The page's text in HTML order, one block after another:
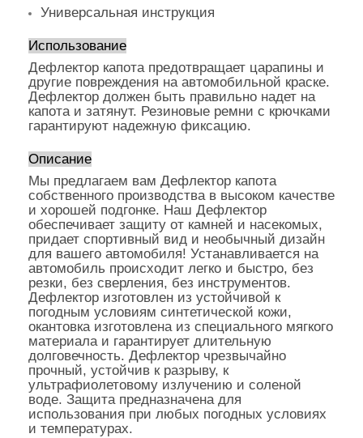
Универсальная инструкция
Использование
Дефлектор капота предотвращает царапины и
другие повреждения на автомобильной краске.
Дефлектор должен быть правильно надет на
капота и затянут. Резиновые ремни с крючками
гарантируют надежную фиксацию.
Описание
Мы предлагаем вам Дефлектор капота
собственного производства в высоком качестве
и хорошей подгонке. Наш Дефлектор
обеспечивает защиту от камней и насекомых,
придает спортивный вид и необычный дизайн
для вашего автомобиля! Устанавливается на
автомобиль происходит легко и быстро, без
резки, без сверления, без инструментов.
Дефлектор изготовлен из устойчивой к
погодным условиям синтетической кожи,
окантовка изготовлена из специального мягкого
материала и гарантирует длительную
долговечность. Дефлектор чрезвычайно
прочный, устойчив к разрыву, к
ультрафиолетовому излучению и соленой
воде. Защита предназначена для
использования при любых погодных условиях
и температурах.